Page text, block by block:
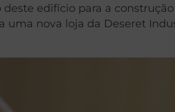
edifício para a
uma nova loja da Deseret